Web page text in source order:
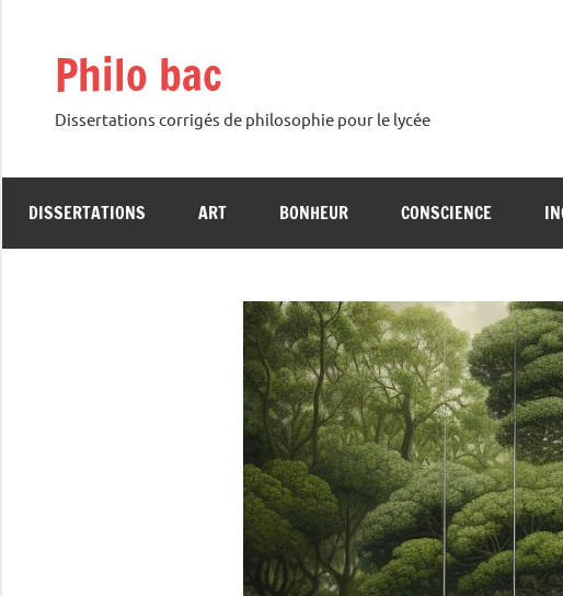
contenuPhilo bac
Dissertations corrigés de philosophie pour le lycée
DISSERTATIONS ART BONHEUR CONSCIENCE